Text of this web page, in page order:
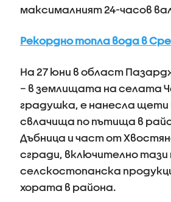
максималният 24-часов
Рекордно топла вода в
На 27 юни в област
– в землищата на селата
градушка, е нанесла щети
свлачища по пътища в
Дъбница и част от
сгради, включително
селскостопанска
хората в района.